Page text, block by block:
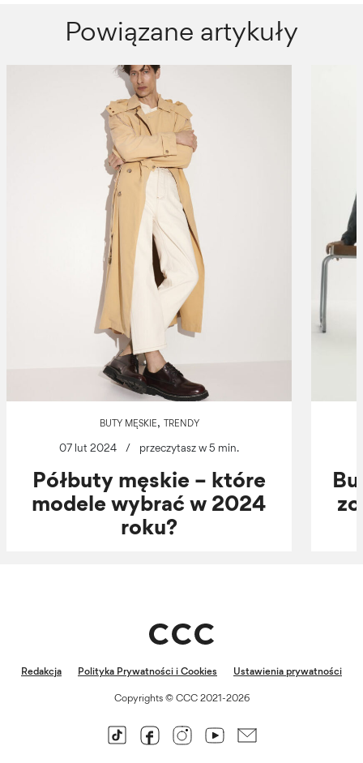
Powiązane artykuły
BUTY MĘSKIE, TRENDY
07 lut 2024 / przeczytasz w 5 min.
Półbuty męskie – które
modele wybrać w 2024
roku?
Redakcja Polityka Prywatności i Cookies Ustawienia prywatności
Copyrights © CCC 2021-2026